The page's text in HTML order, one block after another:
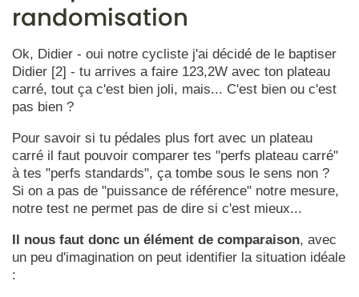
randomisation
Ok, Didier - oui notre cycliste j'ai décidé de le baptiser
Didier [2] - tu arrives a faire 123,2W avec ton plateau
carré, tout ça c'est bien joli, mais... C'est bien ou c'est
pas bien ?
Pour savoir si tu pédales plus fort avec un plateau
carré il faut pouvoir comparer tes "perfs plateau carré"
à tes "perfs standards", ça tombe sous le sens non ?
Si on a pas de "puissance de référence" notre mesure,
notre test ne permet pas de dire si c'est mieux...
Il nous faut donc un élément de comparaison, avec
un peu d'imagination on peut identifier la situation idéale
: